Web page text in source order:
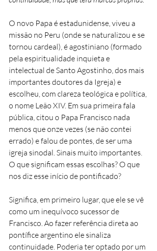
O novo Papa é estadunidense, viveu a
missão no Peru (onde se naturalizou e se
tornou cardeal), é agostiniano (formado
pela espiritualidade inquieta e
intelectual de Santo Agostinho, dos mais
importantes doutores da Igreja) e
escolheu, com clareza teológica e política,
o nome Leão XIV. Em sua primeira fala
pública, citou o Papa Francisco nada
menos que onze vezes (se não contei
errado) e falou de pontes, de ser uma
igreja sinodal. Sinais muito importantes.
O que significam essas escolhas? O que
nos diz esse início de pontificado?
Significa, em primeiro lugar, que ele se vê
como um inequívoco sucessor de
Francisco. Ao fazer referência direta ao
pontífice argentino ele sinaliza
continuidade. Poderia ter optado por um